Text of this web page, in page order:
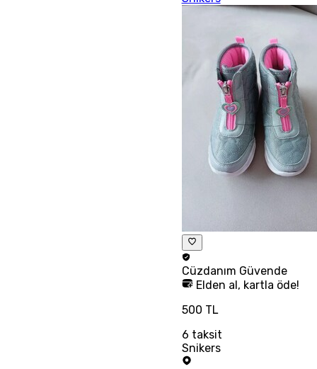
Cüzdanım Güvende
Elden al, kartla öde!
500 TL
6 taksit
Snikers